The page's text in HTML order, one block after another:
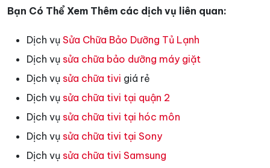
Bạn Có Thể Xem Thêm các dịch vụ liên quan:
Dịch vụ Sửa Chữa Bảo Dưỡng Tủ Lạnh
Dịch vụ sửa chữa bảo dưỡng máy giặt
Dịch vụ sửa chữa tivi giá rẻ
Dịch vụ sửa chữa tivi tại quận 2
Dịch vụ sửa chữa tivi tại hóc môn
Dịch vụ sửa chữa tivi tại Sony
Dịch vụ sửa chữa tivi Samsung